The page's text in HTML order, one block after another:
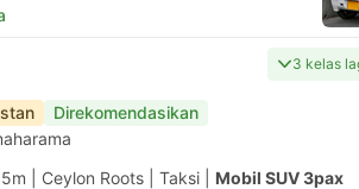
3 kelas
Direkomendasikan
| Ceylon Roots Taksi Mobil SUV 3pax